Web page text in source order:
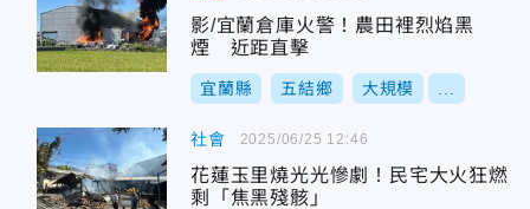
影/宜蘭倉庫火警！農田裡烈焰黑
煙 近距直擊
宜蘭縣 五結鄉 大規模
社會
花蓮玉里燒光光慘劇！民宅大火狂燃
剩「焦黑殘骸」
2025/06/25 12:46